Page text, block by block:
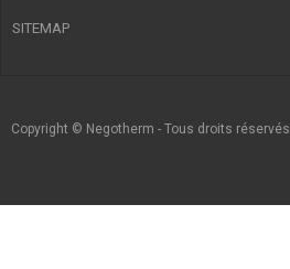
SITEMAP
Copyright © Negotherm - Tous droits réservés